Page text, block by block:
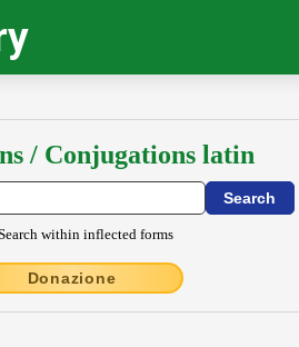
/ Conjugations latin
within inflected forms
Donazione